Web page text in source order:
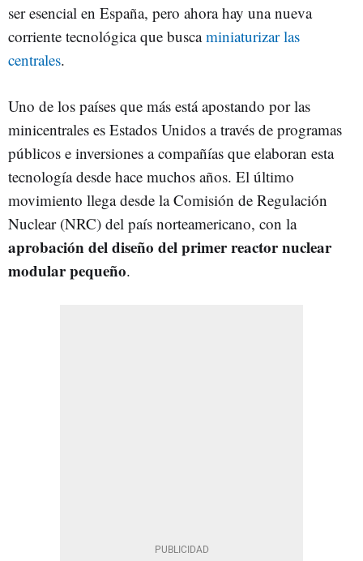
ser esencial en España, pero ahora hay una nueva
corriente tecnológica que buscaminiaturizar las
centrales.
Uno de los países que más está apostando por las
minicentrales es Estados Unidos a través de programas
públicos e inversiones a compañías que elaboran esta
tecnología desde hace muchos años. El último
movimiento llega desde la Comisión de Regulación
Nuclear (NRC) del país norteamericano, con la
aprobación del diseño del primer reactor nuclear
modular pequeño.